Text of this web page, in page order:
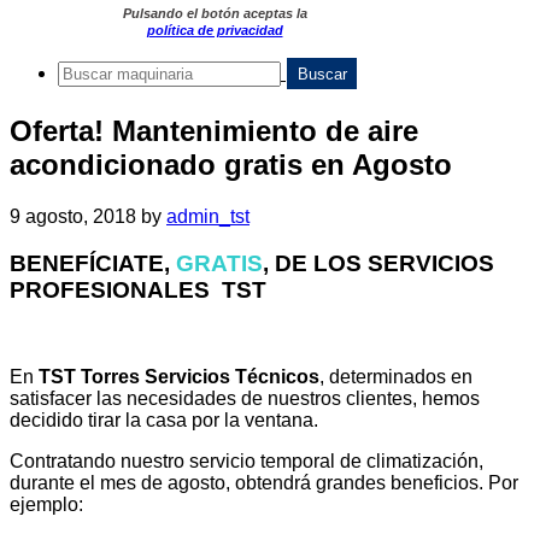
Pulsando el botón aceptas la
política de privacidad
Oferta! Mantenimiento de aire
acondicionado gratis en Agosto
9 agosto, 2018 by admin_tst
BENEFÍCIATE, GRATIS, DE LOS SERVICIOS
PROFESIONALES TST
En TST Torres Servicios Técnicos, determinados en
satisfacer las necesidades de nuestros clientes, hemos
decidido tirar la casa por la ventana.
Contratando nuestro servicio temporal de climatización,
durante el mes de agosto, obtendrá grandes beneficios. Por
ejemplo: